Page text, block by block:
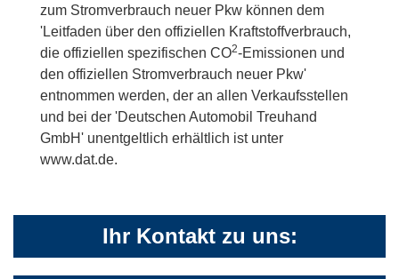
zum Stromverbrauch neuer Pkw können dem
'Leitfaden über den offiziellen Kraftstoffverbrauch,
die offiziellen spezifischen CO2-Emissionen und
den offiziellen Stromverbrauch neuer Pkw'
entnommen werden, der an allen Verkaufsstellen
und bei der 'Deutschen Automobil Treuhand
GmbH' unentgeltlich erhältlich ist unter
www.dat.de.
Ihr Kontakt zu uns: